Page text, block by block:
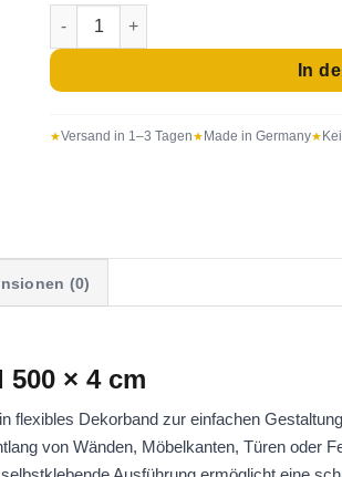
Bordüre grau, selbstklebend 500x4cm
In
Versand in 1–3 Tagen Made in Germany
(0)
× 4 cm
flexibles Dekorband zur einfachen
von Wänden, Möbelkanten, Türen oder